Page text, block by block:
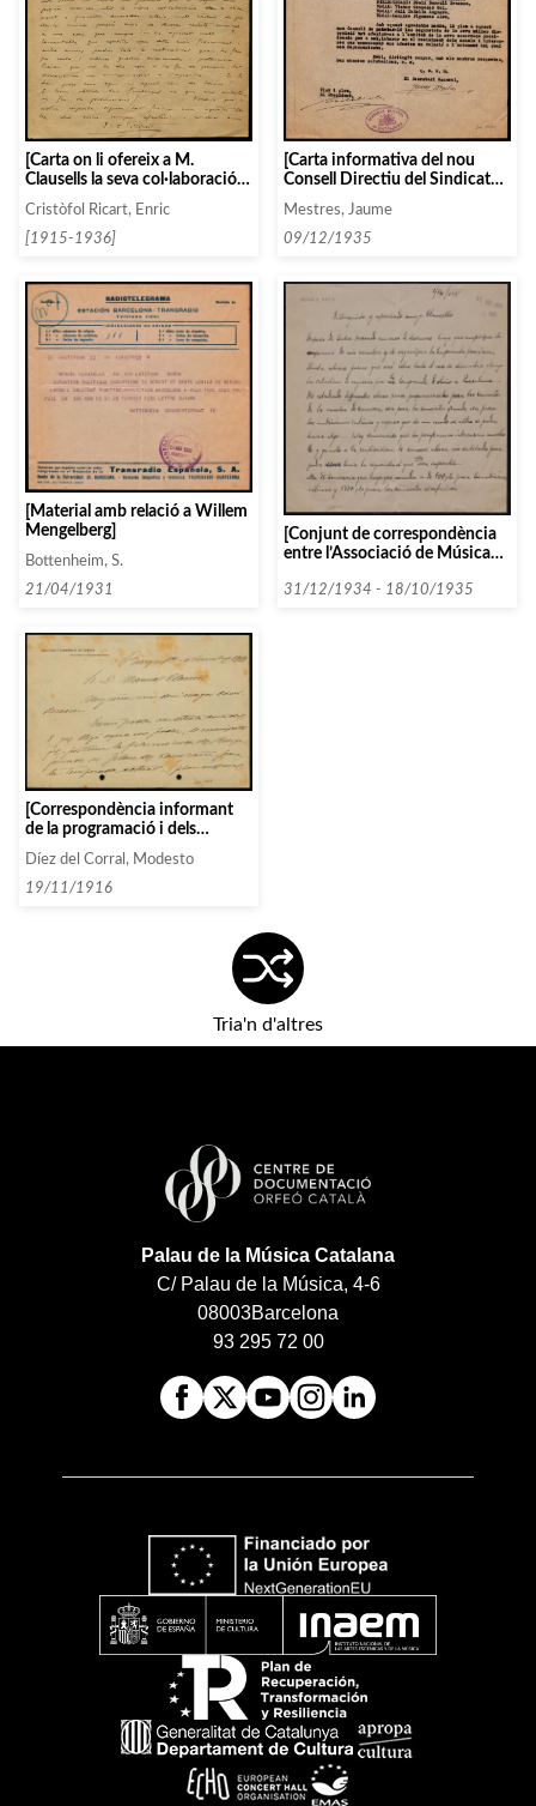
[Carta on li ofereix a M.
Clausells la seva col·laboració
Cristòfol Ricart, Enric
[1915-1936]
[Carta informativa del nou
Consell Directiu del Sindicat
Mestres, Jaume
09/12/1935
[Material amb relació a Willem
Mengelberg]
Bottenheim, S.
21/04/1931
[Conjunt de correspondència
entre l’Associació de Música
entitats que comencen amb la
31/12/1934 - 18/10/1935
[Correspondència informant
de la programació i dels
artistes contractats]
Díez del Corral, Modesto
19/11/1916
Tria'n d'altres
Palau de la Música Catalana
C/ Palau de la Música, 4-6
08003Barcelona
93 295 72 00